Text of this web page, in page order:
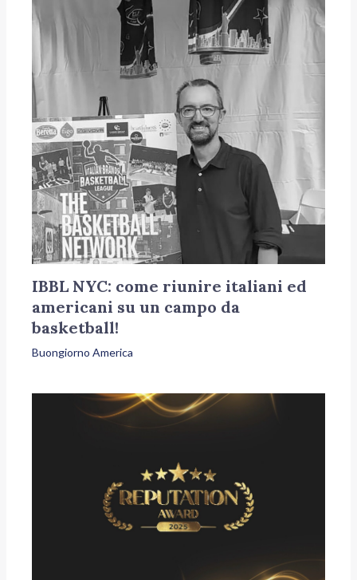
IBBL NYC: come riunire italiani ed
americani su un campo da
basketball!
Buongiorno America